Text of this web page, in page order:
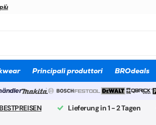
Principali produttori BROdeals
Lieferung in 1 - 2 Tagen